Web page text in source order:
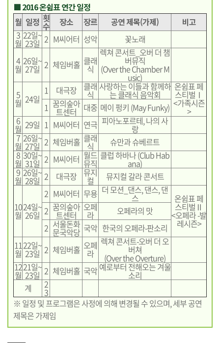
■ 2016 온쉼표 연간 일정
월 일정 횟
수 장소 장르 공연 제목(가제)
비고
3
월
22일~
23일 2 M씨어터 성악
꽃노래
4
월
26일~
27일 2 체임버홀 클래
식
렉쳐 콘서트_오버 더 챔
버뮤직
(Over the Chamber M
usic)
5
월 24일
1 대극장 클래
식
사랑하는 이들과 함께하
는 클래식 음악회
온쉼표 페
스티벌Ⅰ
<가족시즌
>
1 꿈의숲아
트센터 대중 메이 펑키 (May Funky)
6
월 29일 1 M씨어터 연극 피아노포르테, 나의 사
랑
7
월
26일~
27일 2 체임버홀 클래
식
슈만과 슈베르트
8
월
30일~
31일 2 M씨어터 월드
뮤직
클럽 하바나 (Club Hab
ana)
9
월
26일~
28일 2 대극장 뮤지
컬 뮤지컬 갈라 콘서트
10
월
24일~
26일
2 M씨어터 무용 더 모션_댄스, 댄스, 댄
스 온쉼표 페
스티벌Ⅱ
<오페라 -발
레시즌>
2 꿈의숲아
트센터
오페
라
오페라의 맛
2 서울돈화
문국악당 국악 한국의 오페라-판소리
11
월
22일~
23일 2 체임버홀 오페
라
렉쳐 콘서트-오버 더 오
버쳐
(Over the Overture)
12
월
21일~
23일 2 체임버홀 국악예로부터 전해오는 겨울
소리
계
2
3
※ 일정 및 프로그램은 사정에 의해 변경될 수 있으며, 세부 공연
제목은 가제임